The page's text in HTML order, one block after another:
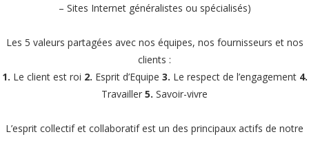
– Sites Internet généralistes ou spécialisés)
Les 5 valeurs partagées avec nos équipes, nos fournisseurs et nos
clients :
1. Le client est roi 2. Esprit d’Equipe 3. Le respect de l’engagement 4.
Travailler 5. Savoir-vivre
L’esprit collectif et collaboratif est un des principaux actifs de notre